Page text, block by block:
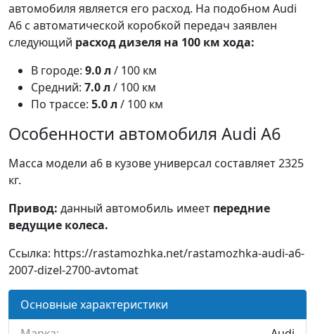
автомобиля является его расход. На подобном Audi
A6 с автоматической коробкой передач заявлен
следующий расход дизеля на 100 км хода:
В городе: 9.0 л / 100 км
Средний: 7.0 л / 100 км
По трассе: 5.0 л / 100 км
Особенности автомобиля Audi A6
Масса модели a6 в кузове универсал составляет 2325
кг.
Привод: данный автомобиль имеет передние
ведущие колеса.
Ссылка: https://rastamozhka.net/rastamozhka-audi-a6-
2007-dizel-2700-avtomat
Основные характеристики